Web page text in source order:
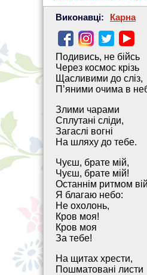
Виконавці: Карна
Подивись, не бійсь
Через космос крізь
Щасливими до сліз,
П’яними очима в
Злими чарами
Сплутані сліди,
Загаслі вогні
На шляху до тебе.
Чуєш, брате мій,
Чуєш, брате мій!
Останнім ритмом вій
Я благаю небо:
Не охолонь,
Кров моя!
Кров моя
За тебе!
На щитах хрести,
Пошматовані листи